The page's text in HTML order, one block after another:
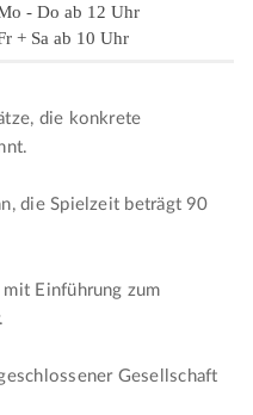
- Do ab 12 Uhr
+ Sa ab 10 Uhr
die konkrete
die Spielzeit beträgt 90
mit Einführung zum
Gesellschaft